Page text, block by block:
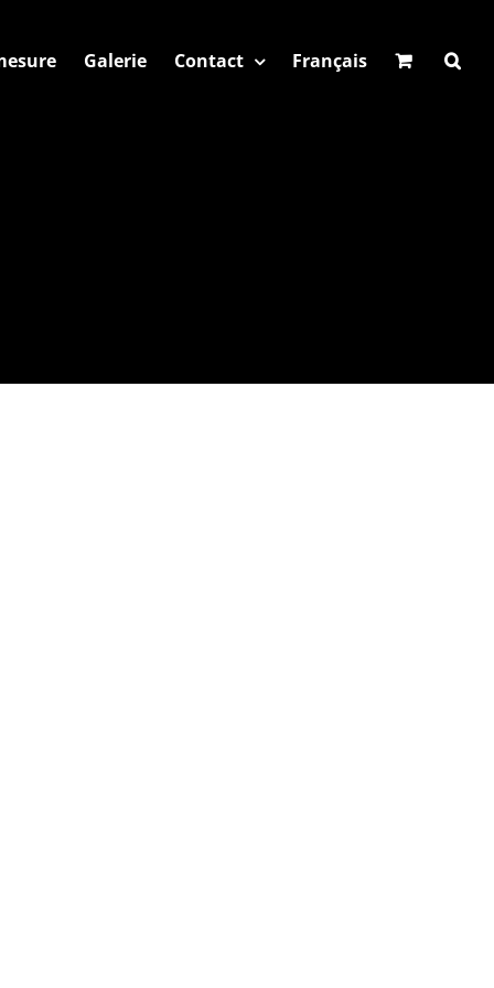
Galerie Contact Français